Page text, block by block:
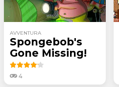
AVVENTURA
Spongebob's
Gone Missing!
4